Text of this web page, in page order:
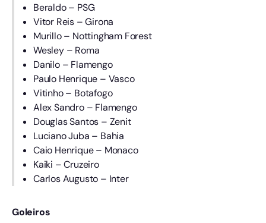
Beraldo – PSG
Vitor Reis – Girona
Murillo – Nottingham Forest
Wesley – Roma
Danilo – Flamengo
Paulo Henrique – Vasco
Vitinho – Botafogo
Alex Sandro – Flamengo
Douglas Santos – Zenit
Luciano Juba – Bahia
Caio Henrique – Monaco
Kaiki – Cruzeiro
Carlos Augusto – Inter
Goleiros